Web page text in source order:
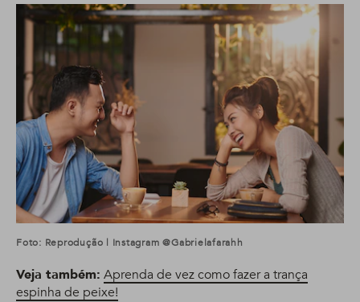
Foto: Reprodução | Instagram @gabrielafarahh
Veja também: Aprenda de vez como fazer a trança
espinha de peixe!